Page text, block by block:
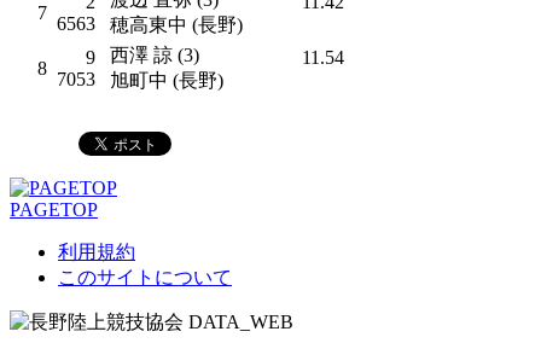
7
6563
穂高東中 (長野)
8
9
7053
西澤 諒 (3)
旭町中 (長野)
11.54
PAGETOP
利用規約
このサイトについて